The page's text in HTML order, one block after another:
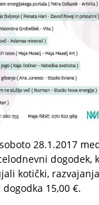
28.1.2017
dogodek,
kotički,
15,00 €.